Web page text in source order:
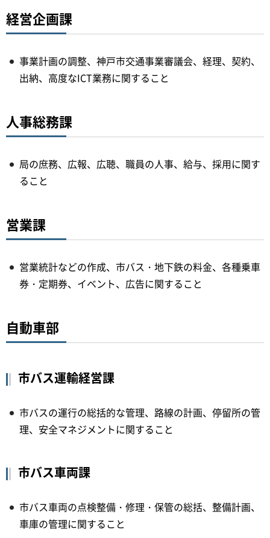
経営企画課
事業計画の調整、神戸市交通事業審議会、経理、契約、
出納、高度なICT業務に関すること
人事総務課
局の庶務、広報、広聴、職員の人事、給与、採用に関す
ること
営業課
営業統計などの作成、市バス・地下鉄の料金、各種乗車
券・定期券、イベント、広告に関すること
自動車部
市バス運輸経営課
市バスの運行の総括的な管理、路線の計画、停留所の管
理、安全マネジメントに関すること
市バス車両課
市バス車両の点検整備・修理・保管の総括、整備計画、
車庫の管理に関すること